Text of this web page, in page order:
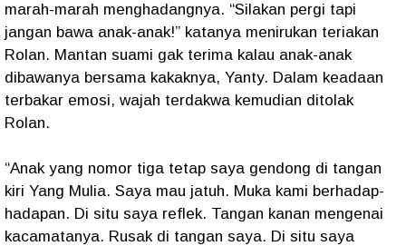
marah-marah menghadangnya. “Silakan pergi tapi
jangan bawa anak-anak!” katanya menirukan teriakan
Rolan. Mantan suami gak terima kalau anak-anak
dibawanya bersama kakaknya, Yanty. Dalam keadaan
terbakar emosi, wajah terdakwa kemudian ditolak
Rolan.
“Anak yang nomor tiga tetap saya gendong di tangan
kiri Yang Mulia. Saya mau jatuh. Muka kami berhadap-
hadapan. Di situ saya reflek. Tangan kanan mengenai
kacamatanya. Rusak di tangan saya. Di situ saya